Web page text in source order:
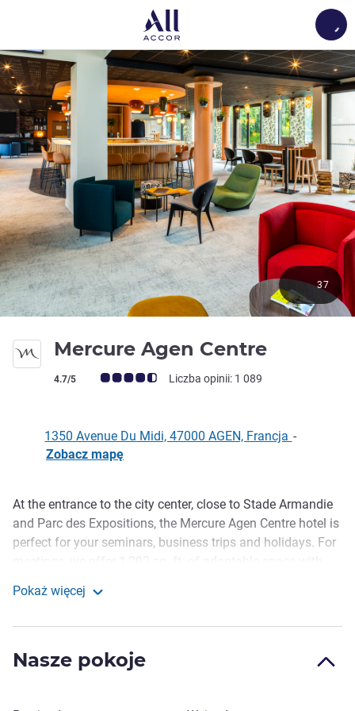
Mercure Agen Centre
Ocena klientów (Ocena ALL)
4.7/5 Liczba opinii: 1 089
37
1350 Avenue Du Midi, 47000 AGEN, Francja -
Zobacz mapę
Opis
At the entrance to the city center, close to Stade Armandie
and Parc des Expositions, the Mercure Agen Centre hotel is
perfect for your seminars, business trips and holidays. For
relaxation needs. Agen is ideally situated halfway between
Rugby-loving and the prune capital, Agen is perfectly
located for gastronomic and cultural discovery. Stroll along
charming medieval villages and fortified towns in the
Pokaż więcej
Nasze pokoje